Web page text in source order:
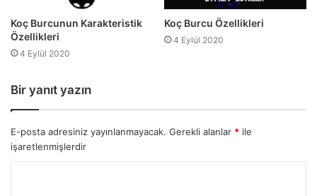
Koç Burcunun Karakteristik
Özellikleri
4 Eylül 2020
Koç Burcu Özellikleri
4 Eylül 2020
Bir yanıt yazın
E-posta adresiniz yayınlanmayacak. Gerekli alanlar * ile
işaretlenmişlerdir